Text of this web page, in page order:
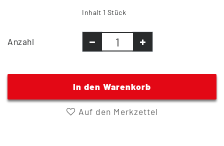
Inhalt 1 Stück
Anzahl
In den Warenkorb
Auf den Merkzettel